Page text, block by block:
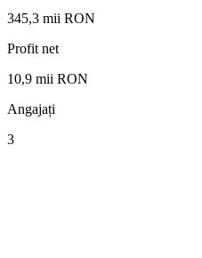
345,3 mii RON
Profit net
10,9 mii RON
Angajați
3